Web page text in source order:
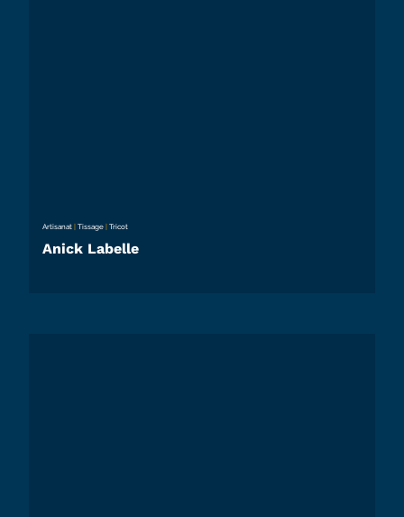
Artisanat |Tissage |Tricot
Anick Labelle